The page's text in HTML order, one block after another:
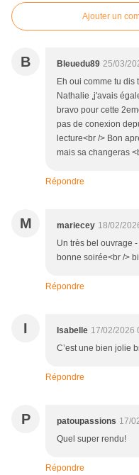
Ajouter un
B Bleuedu89 25/03/
Eh oui comme tu
Nathalie ,j'avais
bravo pour cette
pas de conexion
lecture<br /> Bon
mais sa changeras
Répondre
M mariecey 18/02/
Un très bel ouvrage
bonne soirée<br />
Répondre
I Isabelle 17/02/2026
C’est une bien jolie
Répondre
P patoupassions 17/
Quel super rendu!
Répondre